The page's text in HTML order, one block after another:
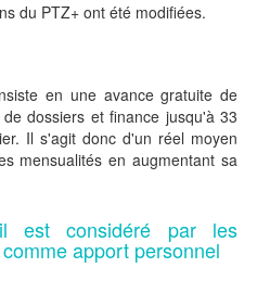
du PTZ+ ont été modifiées.
en une avance gratuite de
dossiers et finance jusqu'à 33
Il s'agit donc d'un réel moyen
mensualités en augmentant sa
est considéré par les
apport personnel